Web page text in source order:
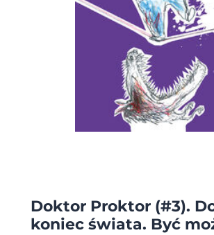
Doktor Proktor (#3).
koniec świata. Być